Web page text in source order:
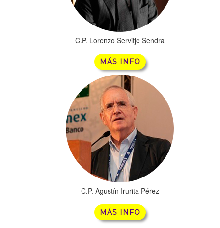
C.P. Lorenzo Servitje Sendra
MÁS INFO
C.P. Agustín Irurita Pérez
MÁS INFO